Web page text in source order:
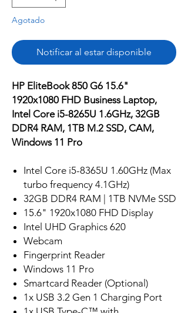
Agotado
Notificar al estar disponible
HP EliteBook 850 G6 15.6"
1920x1080 FHD Business Laptop,
Intel Core i5-8265U 1.6GHz, 32GB
DDR4 RAM, 1TB M.2 SSD, CAM,
Windows 11 Pro
Intel Core i5-8365U 1.60GHz (Max
turbo frequency 4.1GHz)
32GB DDR4 RAM | 1TB NVMe SSD
15.6" 1920x1080 FHD Display
Intel UHD Graphics 620
Webcam
Fingerprint Reader
Windows 11 Pro
Smartcard Reader (Optional)
1x USB 3.2 Gen 1 Charging Port